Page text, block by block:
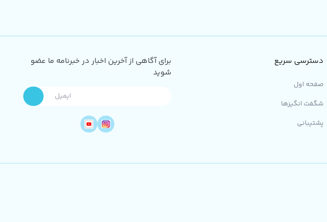
دسترسی سریع
صفحه اول
شگفت انگیزها
پشتیبانی
برای آگاهی از آخرین اخبار در خبرنامه ما عضو
شوید